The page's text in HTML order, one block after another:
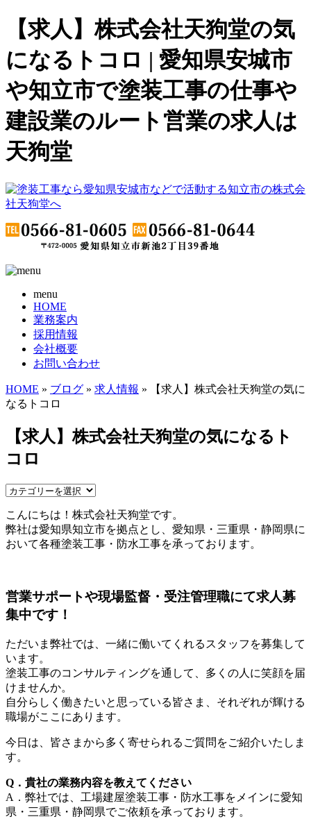
【求人】株式会社天狗堂の気
になるトコロ | 愛知県安城市
や知立市で塗装工事の仕事や
建設業のルート営業の求人は
天狗堂
menu
HOME
業務案内
採用情報
会社概要
お問い合わせ
HOME » ブログ » 求人情報 » 【求人】株式会社天狗堂の気に
なるトコロ
【求人】株式会社天狗堂の気になるト
コロ
こんにちは！株式会社天狗堂です。
弊社は愛知県知立市を拠点とし、愛知県・三重県・静岡県に
おいて各種塗装工事・防水工事を承っております。
営業サポートや現場監督・受注管理職にて求人募
集中です！
ただいま弊社では、一緒に働いてくれるスタッフを募集して
います。
塗装工事のコンサルティングを通して、多くの人に笑顔を届
けませんか。
自分らしく働きたいと思っている皆さま、それぞれが輝ける
職場がここにあります。
今日は、皆さまから多く寄せられるご質問をご紹介いたしま
す。
Q．貴社の業務内容を教えてください
A．弊社では、工場建屋塗装工事・防水工事をメインに愛知
県・三重県・静岡県でご依頼を承っております。